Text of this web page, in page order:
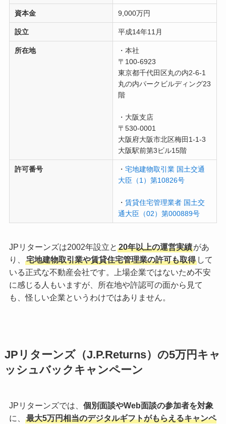
資本金 9,000万円
設立 平成14年11月
所在地
・本社
〒100-6923
東京都千代田区丸の内2-6-1
丸の内パークビルディング23
階
・大阪支店
〒530-0001
大阪府大阪市北区梅田1-1-3
大阪駅前第3ビル15階
許可番号 ・宅地建物取引業 国土交通
大臣（1）第10826号
・賃貸住宅管理業者 国土交
通大臣（02）第000889号
JPリターンズは2002年設立と 20年以上の運営実績があ
り、
宅地建物取引業や賃貸住宅管理業の許可も取得して
いる正式な不動産会社です。上場企業ではないため不安
に感じる人もいますが、所在地や許認可の面から見て
も、怪しい企業というわけではありません。
JPリターンズ（J.P.Returns）の5万円キャ
ッシュバックキャンペーン
JPリターンズでは、 個別面談やWeb面談の参加者を対象
に、
最大5万円相当のデジタルギフトがもらえるキャンペ